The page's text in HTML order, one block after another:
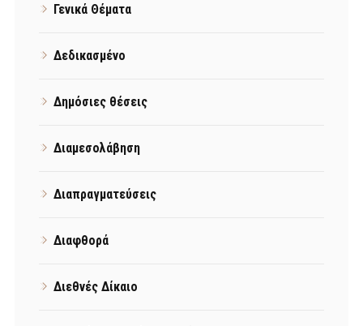
Γενικά Θέματα
Δεδικασμένο
Δημόσιες θέσεις
Διαμεσολάβηση
Διαπραγματεύσεις
Διαφθορά
Διεθνές Δίκαιο